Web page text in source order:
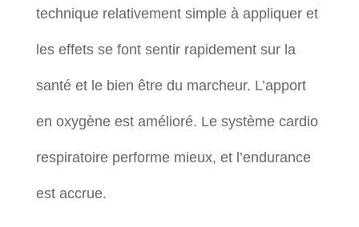
technique relativement simple à appliquer et
les effets se font sentir rapidement sur la
santé et le bien être du marcheur. L’apport
en oxygène est amélioré. Le système cardio
respiratoire performe mieux, et l’endurance
est accrue.